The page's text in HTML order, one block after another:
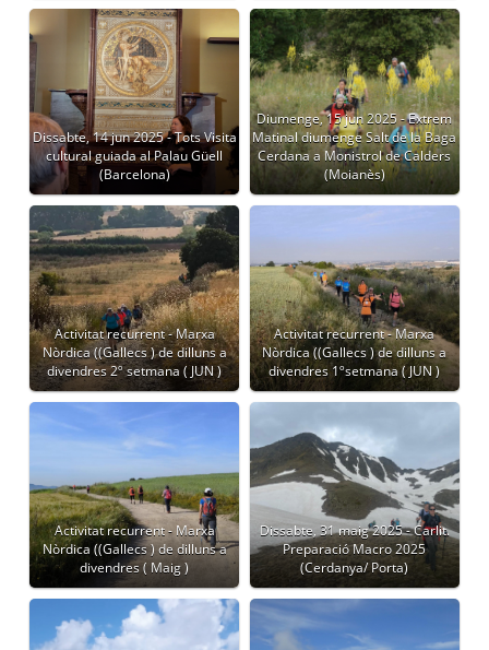
Dissabte, 14 jun 2025 - Tots Visita
cultural guiada al Palau Güell
(Barcelona)
Diumenge, 15 jun 2025 - Extrem
Matinal diumenge Salt de la Baga
Cerdana a Monistrol de Calders
(Moianès)
Activitat recurrent - Marxa
Nòrdica ((Gallecs ) de dilluns a
divendres 2º setmana ( JUN )
Activitat recurrent - Marxa
Nòrdica ((Gallecs ) de dilluns a
divendres 1ºsetmana ( JUN )
Activitat recurrent - Marxa
Nòrdica ((Gallecs ) de dilluns a
divendres ( Maig )
Dissabte, 31 maig 2025 - Carlit.
Preparació Macro 2025
(Cerdanya/ Porta)